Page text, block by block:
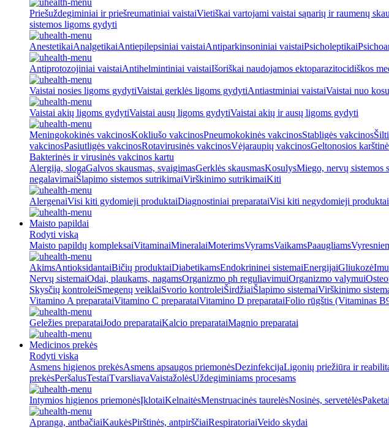
Priešuždegiminiai ir priešreumatiniai vaistaiVietiškai vartojami vaistai sąnarių ir raumenų
sistemos ligoms gydyti
AnestetikaiAnalgetikaiAntiepilepsiniai vaistaiAntiparkinsoniniai vaistaiPsicholeptikai
Antiprotozojiniai vaistaiAntihelmintiniai vaistaiIšoriškai naudojamos ektoparazitocidiškos
Vaistai nosies ligoms gydytiVaistai gerklės ligoms gydytiAntiastminiai vaistaiVaistai nuo
Vaistai akių ligoms gydytiVaistai ausų ligoms gydytiVaistai akių ir ausų ligoms gydyti
Meningokokinės vakcinosKokliušo vakcinosPneumokokinės vakcinosStabligės vakcinos
vakcinosPasiutligės vakcinosRotavirusinės vakcinosVėjaraupių vakcinosGeltonosios
Bakterinės ir virusinės vakcinos kartu
Alergija, slogaGalvos skausmas, svaigimasGerklės skausmasKosulysMiego, nervų sistemos
negalavimaiŠlapimo sistemos sutrikimaiVirškinimo sutrikimaiKiti
AlergenaiVisi kiti gydomieji produktaiDiagnostiniai preparataiVisi kiti negydomieji produktai
Maisto papildai
Rodyti viską
Maisto papildų kompleksaiVitaminaiMineralaiMoterimsVyramsVaikamsPaaugliams
AkimsAntioksidantaiBičių produktaiDiabetikamsEndokrininei sistemaiEnergijaiGliukozė
Nervų sistemaiOdai, plaukams, nagamsOrganizmo ph reguliavimuiOrganizmo valymui
Skysčių kontroleiSmegenų veiklaiSvorio kontroleiŠirdžiaiŠlapimo sistemaiVirškinimo
Vitamino A preparataiVitamino C preparataiVitamino D preparataiFolio rūgštis (Vitaminas
Geležies preparataiJodo preparataiKalcio preparataiMagnio preparatai
Medicinos prekės
Rodyti viską
Asmens higienos prekėsAsmens apsaugos priemonėsDezinfekcijaLigonių priežiūra ir
prekėsPeršalusTestaiTvarsliavaVaistažolėsUždegiminiams procesams
Intymios higienos priemonėsĮklotaiKelnaitėsMenstruacinės taurelėsNosinės, servetėlėsPaketai
Apranga, antbačiaiKaukėsPirštinės, antpirščiaiRespiratoriaiVeido skydai